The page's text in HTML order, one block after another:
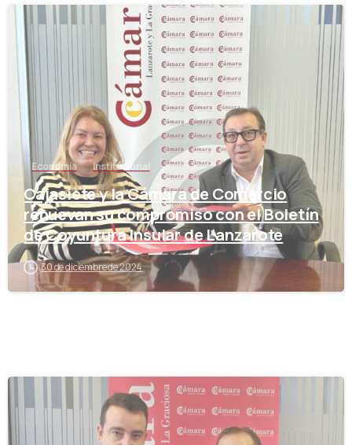
Economía Institucional
Cajasiete y la Cámara de Comercio
renuevan su compromiso con el Boletín
de Coyuntura Insular de Lanzarote
30 de diciembre de 2024